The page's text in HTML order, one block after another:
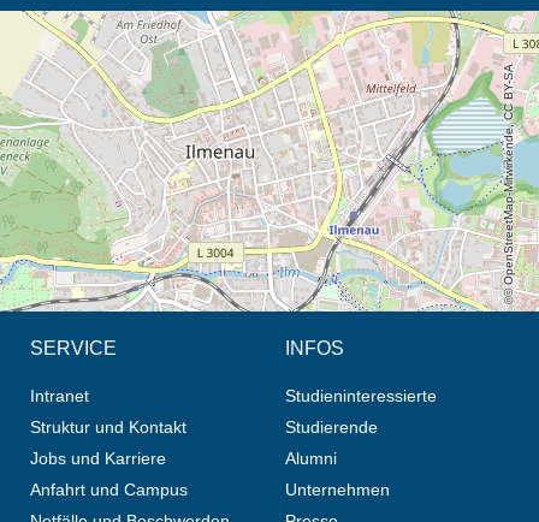
Öffnet die Anfahrtsbeschreibung in neuem Tab (Karte)
© OpenStreetMap-Mitwirkende, CC BY-SA
SERVICE
Intranet
Struktur und Kontakt
Jobs und Karriere
Anfahrt und Campus
INFOS
Studieninteressierte
Studierende
Alumni
Unternehmen